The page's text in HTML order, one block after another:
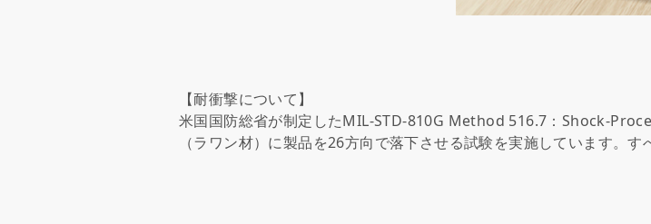
【耐衝撃について】
米国国防総省が制定したMIL-STD-810G Method 516.7：Shock-
（ラワン材）に製品を26方向で落下させる試験を実施しています。